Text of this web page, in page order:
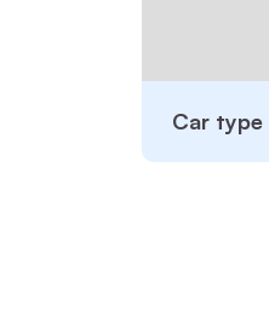
Car type